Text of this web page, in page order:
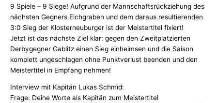
9 Spiele – 9 Siege! Aufgrund der Mannschaftsrückziehung des
nächsten Gegners Eichgraben und dem daraus resultierenden
3:0 Sieg der Klosterneuburger ist der Meistertitel fixiert!
Jetzt ist das nächste Ziel klar: gegen den Zweitplatzierten
Derbygegner Gablitz einen Sieg einheimsen und die Saison
komplett ungeschlagen ohne Punktverlust beenden und den
Meistertitel in Empfang nehmen!
Interview mit Kapitän Lukas Schmid:
Frage: Deine Worte als Kapitän zum Meistertitel